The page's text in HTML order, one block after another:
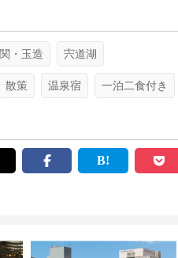
・玉造 宍道湖
散策 温泉宿 一泊二食付き